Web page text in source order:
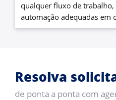
qualquer fluxo de
automação adequadas em
Resolva
de ponta a ponta com